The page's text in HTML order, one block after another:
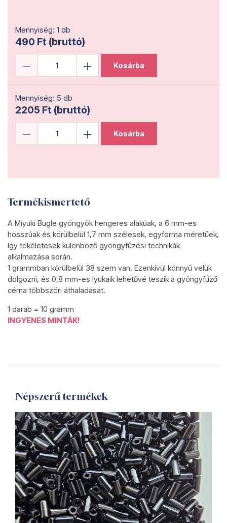
Mennyiség: 1 db
490 Ft (bruttó)
Kosárba
Mennyiség: 5 db
2205 Ft (bruttó)
Kosárba
Termékismertető
A Miyuki Bugle gyöngyök hengeres alakúak, a 6 mm-es
hosszúak és körülbelül 1,7 mm szélesek, egyforma méretűek,
így tökéletesek különböző gyöngyfűzési technikák
alkalmazása során.
1 grammban körülbelül 38 szem van. Ezenkívül könnyű velük
dolgozni, és 0,8 mm-es lyukaik lehetővé teszik a gyöngyfűző
cérna többszöri áthaladását.
1 darab = 10 gramm
INGYENES MINTÁK!
Népszerű termékek